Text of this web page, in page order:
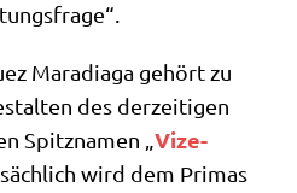
Mara­dia­ga gehört zu
des der­zei­ti­gen
Spitz­na­men „Vize-
wird dem Pri­mas